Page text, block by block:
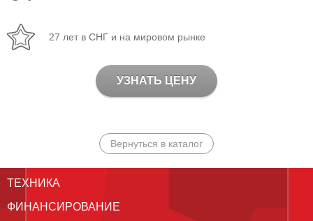
27 лет в СНГ и на мировом рынке
УЗНАТЬ ЦЕНУ
Вернуться в каталог
ТЕХНИКА
ФИНАНСИРОВАНИЕ